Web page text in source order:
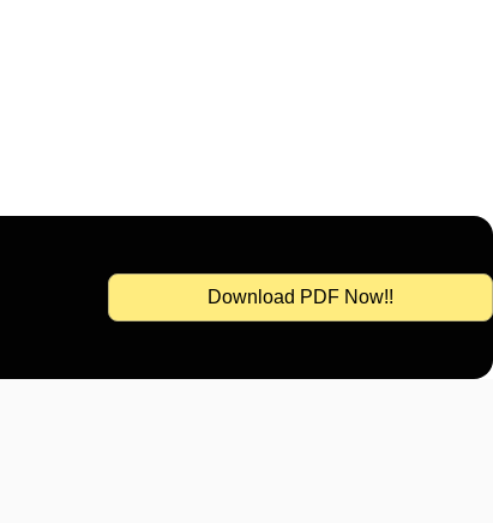
Download PDF Now!!